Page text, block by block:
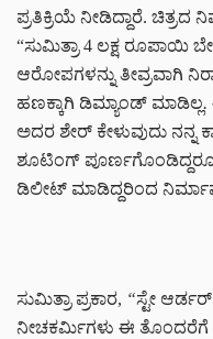
ಪ್ರತಿಕ್ರಿಯೆ ನೀಡಿದ್ದಾರೆ.
“ಸುಮಿತ್ರಾ 4 ಲಕ್ಷ ರೂಪಾಯಿ
ಆರೋಪಗಳನ್ನು ತೀವ್ರವಾಗಿ
ಹಣಕ್ಕಾಗಿ ಡಿಮ್ಯಾಂಡ್ ಮಾಡಿಲ್ಲ.
ಅದರ ಶೇರ್ ಕೇಳುವುದು ನನ್ನ
ಶೂಟಿಂಗ್
ಡಿಲೀಟ್ ಮಾಡಿದ್ದರಿಂದ
ಸುಮಿತ್ರಾ ಪ್ರಕಾರ, “ಸ್ಟೇ ಆರ್ಡರ್
ನೀಚಕರ್ಮಿಗಳು ಈ ತೊಂದರೆಗೆ